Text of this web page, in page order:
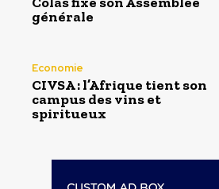
générale
Economie
CIVSA : l’Afrique tient son
campus des vins et
spiritueux